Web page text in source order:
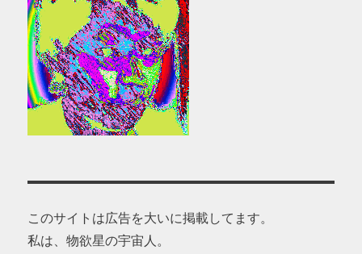
このサイトは広告を大いに掲載してます。
私は、物欲星の宇宙人。